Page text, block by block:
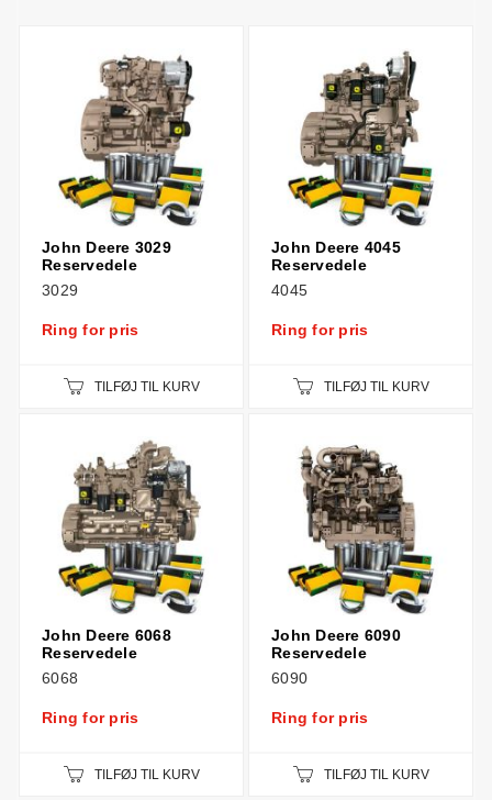
John Deere 3029
Reservedele
3029
Ring for pris
TILFØJ TIL KURV
John Deere 4045
Reservedele
4045
Ring for pris
TILFØJ TIL KURV
John Deere 6068
Reservedele
6068
Ring for pris
TILFØJ TIL KURV
John Deere 6090
Reservedele
6090
Ring for pris
TILFØJ TIL KURV